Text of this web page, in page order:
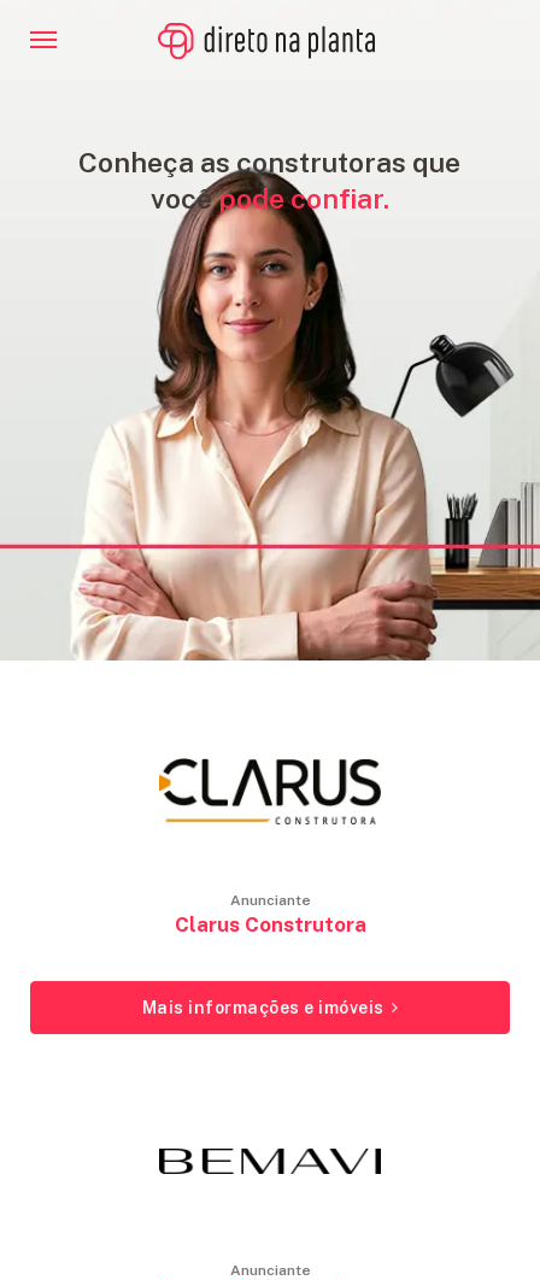
CONSTRUTORAS
FINANCIAMENTO
ANUNCIE
FALE
Conheça as construtoras que
vocêpode confiar.
Anunciante
Clarus Construtora
Mais informações e imóveis
Anunciante